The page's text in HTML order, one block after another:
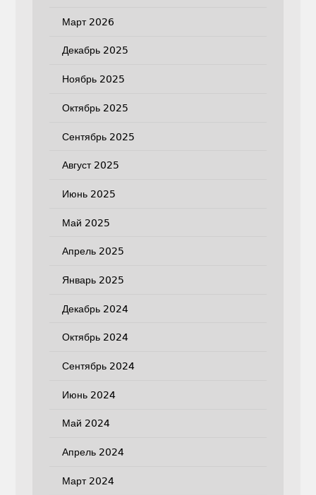
Март 2026
Декабрь 2025
Ноябрь 2025
Октябрь 2025
Сентябрь 2025
Август 2025
Июнь 2025
Май 2025
Апрель 2025
Январь 2025
Декабрь 2024
Октябрь 2024
Сентябрь 2024
Июнь 2024
Май 2024
Апрель 2024
Март 2024